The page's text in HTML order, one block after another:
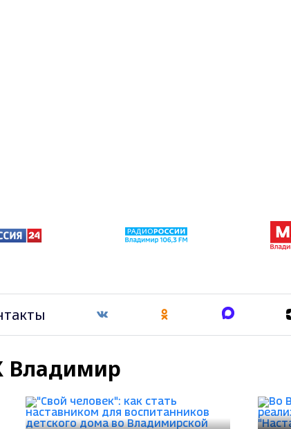
Владимир